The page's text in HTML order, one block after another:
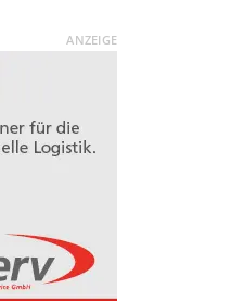
ANZEIGE